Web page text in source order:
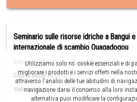
Seminario sulle risorse idriche a Bangui
internazionale di scambio Ouagadogou
Bangui (RCA) e Ouagodogou (Burkina Faso)
Data di inizio26/01/2012
stato concluso
Utilizziamo solo ns. cookie essenziali e di
migliorare i prodotti e i servizi offerti nella
attraverso l'analisi delle tue abitudini di
navigazione darai il consenso alla loro
alternativa puoi modificare la